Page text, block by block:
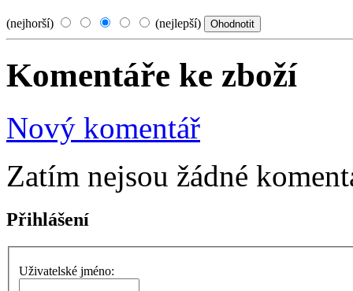
(nejhorší) (nejlepší)
Komentáře ke zboží
Nový komentář
Zatím nejsou žádné
Přihlášení
Uživatelské jméno: